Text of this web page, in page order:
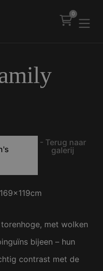
0
- Terug naar
galerij
169x119cm
met wolken
bijeen – hun
contrast met de